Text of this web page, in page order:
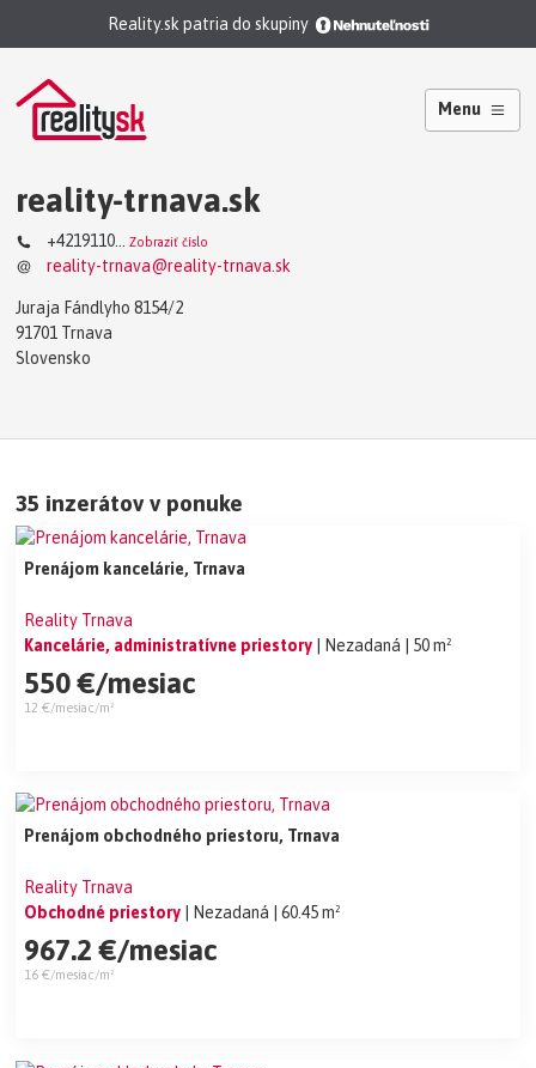
Reality.sk patria do skupiny
Menu
reality-trnava.sk
+4219110... Zobraziť číslo
reality-trnava@reality-trnava.sk
Juraja Fándlyho 8154/2
91701 Trnava
Slovensko
35 inzerátov v ponuke
Prenájom kancelárie, Trnava
Reality Trnava
Kancelárie, administratívne priestory
| Nezadaná | 50 m²
550 €/mesiac
12 €/mesiac/m²
Prenájom obchodného priestoru, Trnava
Reality Trnava
Obchodné priestory
| Nezadaná | 60.45 m²
967.2 €/mesiac
16 €/mesiac/m²